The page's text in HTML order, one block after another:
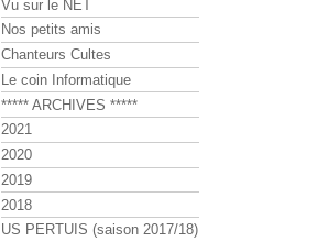
Vu sur le NET
Nos petits amis
Chanteurs Cultes
Le coin Informatique
***** ARCHIVES *****
2021
2020
2019
2018
US PERTUIS (saison 2017/18)